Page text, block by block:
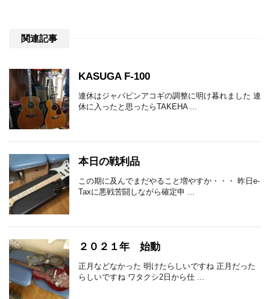
関連記事
KASUGA F-100
連休はジャパビンアコギの調整に明け暮れました 連
休に入ったと思ったらTAKEHA ...
本日の戦利品
この期に及んでまだやること増やすか・・・ 昨日e-
Taxに悪戦苦闘しながら確定申 ...
２０２１年 始動
正月などなかった 明けたらしいですね 正月だった
らしいですね ワタクシ2日から仕 ...